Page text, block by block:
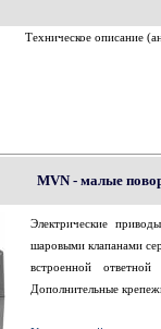
Техническое описание
MVN - малые
Электрические
шаровыми клапанами
встроенной
Дополнительные